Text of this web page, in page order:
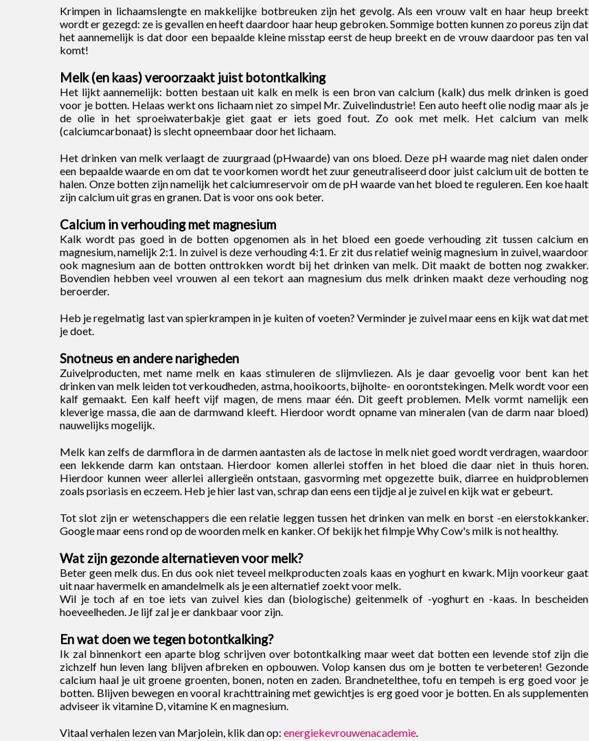
Krimpen in lichaamslengte en makkelijke botbreuken zijn het gevolg. Als een vrouw valt en haar heup breekt
wordt er gezegd: ze is gevallen en heeft daardoor haar heup gebroken. Sommige botten kunnen zo poreus zijn dat
het aannemelijk is dat door een bepaalde kleine misstap eerst de heup breekt en de vrouw daardoor pas ten val
komt!
Melk (en kaas) veroorzaakt juist botontkalking
Het lijkt aannemelijk: botten bestaan uit kalk en melk is een bron van calcium (kalk) dus melk drinken is goed
voor je botten. Helaas werkt ons lichaam niet zo simpel Mr. Zuivelindustrie! Een auto heeft olie nodig maar als je
de olie in het sproeiwaterbakje giet gaat er iets goed fout. Zo ook met melk. Het calcium van melk
(calciumcarbonaat) is slecht opneembaar door het lichaam.
Het drinken van melk verlaagt de zuurgraad (pHwaarde) van ons bloed. Deze pH waarde mag niet dalen onder
een bepaalde waarde en om dat te voorkomen wordt het zuur geneutraliseerd door juist calcium uit de botten te
halen. Onze botten zijn namelijk het calciumreservoir om de pH waarde van het bloed te reguleren. Een koe haalt
zijn calcium uit gras en granen. Dat is voor ons ook beter.
Calcium in verhouding met magnesium
Kalk wordt pas goed in de botten opgenomen als in het bloed een goede verhouding zit tussen calcium en
magnesium, namelijk 2:1. In zuivel is deze verhouding 4:1. Er zit dus relatief weinig magnesium in zuivel, waardoor
ook magnesium aan de botten onttrokken wordt bij het drinken van melk. Dit maakt de botten nog zwakker.
Bovendien hebben veel vrouwen al een tekort aan magnesium dus melk drinken maakt deze verhouding nog
beroerder.
Heb je regelmatig last van spierkrampen in je kuiten of voeten? Verminder je zuivel maar eens en kijk wat dat met
je doet.
Snotneus en andere narigheden
Zuivelproducten, met name melk en kaas stimuleren de slijmvliezen. Als je daar gevoelig voor bent kan het
drinken van melk leiden tot verkoudheden, astma, hooikoorts, bijholte- en oorontstekingen. Melk wordt voor een
kalf gemaakt. Een kalf heeft vijf magen, de mens maar één. Dit geeft problemen. Melk vormt namelijk een
kleverige massa, die aan de darmwand kleeft. Hierdoor wordt opname van mineralen (van de darm naar bloed)
nauwelijks mogelijk.
Melk kan zelfs de darmflora in de darmen aantasten als de lactose in melk niet goed wordt verdragen, waardoor
een lekkende darm kan ontstaan. Hierdoor komen allerlei stoffen in het bloed die daar niet in thuis horen.
Hierdoor kunnen weer allerlei allergieën ontstaan, gasvorming met opgezette buik, diarree en huidproblemen
zoals psoriasis en eczeem. Heb je hier last van, schrap dan eens een tijdje al je zuivel en kijk wat er gebeurt.
Tot slot zijn er wetenschappers die een relatie leggen tussen het drinken van melk en borst -en eierstokkanker.
Google maar eens rond op de woorden melk en kanker. Of bekijk het filmpje Why Cow's milk is not healthy.
Wat zijn gezonde alternatieven voor melk?
Beter geen melk dus. En dus ook niet teveel melkproducten zoals kaas en yoghurt en kwark. Mijn voorkeur gaat
uit naar havermelk en amandelmelk als je een alternatief zoekt voor melk.
Wil je toch af en toe iets van zuivel kies dan (biologische) geitenmelk of -yoghurt en -kaas. In bescheiden
hoeveelheden. Je lijf zal je er dankbaar voor zijn.
En wat doen we tegen botontkalking?
Ik zal binnenkort een aparte blog schrijven over botontkalking maar weet dat botten een levende stof zijn die
zichzelf hun leven lang blijven afbreken en opbouwen. Volop kansen dus om je botten te verbeteren! Gezonde
calcium haal je uit groene groenten, bonen, noten en zaden. Brandnetelthee, tofu en tempeh is erg goed voor je
botten. Blijven bewegen en vooral krachttraining met gewichtjes is erg goed voor je botten. En als supplementen
adviseer ik vitamine D, vitamine K en magnesium.
Vitaal verhalen lezen van Marjolein, klik dan op: energiekevrouwenacademie.